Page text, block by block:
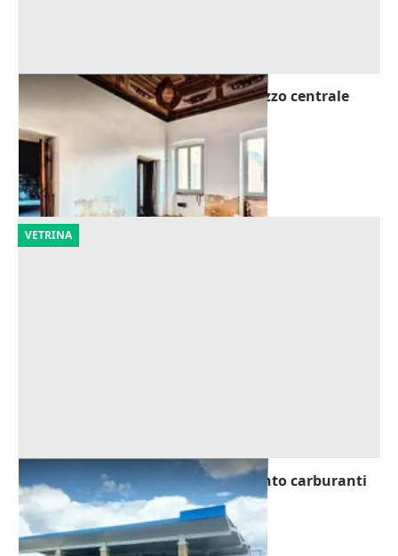
Asta Ufficio rustico (nobile) in palazzo centrale
Foligno (Perugia)
567.801 €
28/10/2026
VETRINA
Asta Stazione di servizio rifornimento carburanti
Montefalco (Perugia)
Offerta minima
540.000 €